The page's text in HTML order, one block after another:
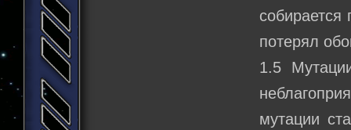
потерял
1.5
мутации